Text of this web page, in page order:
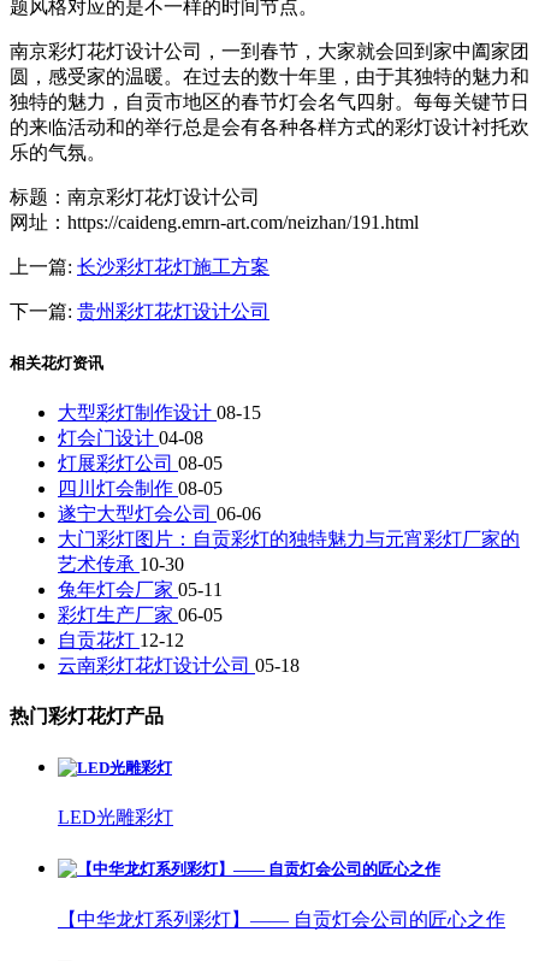
题风格对应的是不一样的时间节点。
南京彩灯花灯设计公司，一到春节，大家就会回到家中阖家团
圆，感受家的温暖。在过去的数十年里，由于其独特的魅力和
独特的魅力，自贡市地区的春节灯会名气四射。每每关键节日
的来临活动和的举行总是会有各种各样方式的彩灯设计衬托欢
乐的气氛。
标题：南京彩灯花灯设计公司
网址：https://caideng.emrn-art.com/neizhan/191.html
上一篇: 长沙彩灯花灯施工方案
下一篇: 贵州彩灯花灯设计公司
相关花灯资讯
大型彩灯制作设计 08-15
灯会门设计 04-08
灯展彩灯公司 08-05
四川灯会制作 08-05
遂宁大型灯会公司 06-06
大门彩灯图片：自贡彩灯的独特魅力与元宵彩灯厂家的
艺术传承 10-30
兔年灯会厂家 05-11
彩灯生产厂家 06-05
自贡花灯 12-12
云南彩灯花灯设计公司 05-18
热门彩灯花灯产品
LED光雕彩灯
【中华龙灯系列彩灯】—— 自贡灯会公司的匠心之作